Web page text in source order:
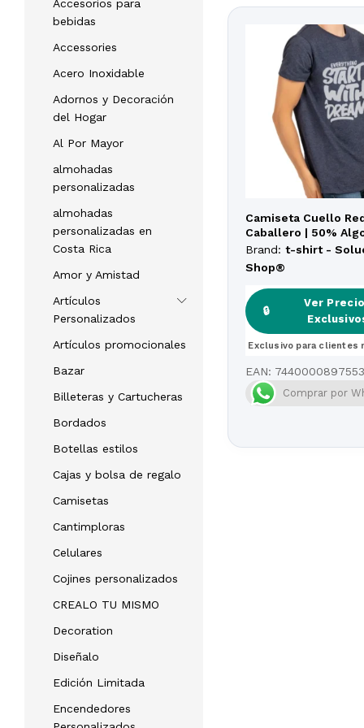
Camiseta Cuello
Caballero | 50%
Peinado – 50%
Brand: t-shirt -
Shop®
🔒
Ver
Exclusivo para clientes
EAN: 7440000897553
🔒
Ver
Exclusivo para clientes
Comprar por
Accesorios para
bebidas
Accessories
Acero Inoxidable
Adornos y Decoración
del Hogar
Al Por Mayor
almohadas
personalizadas
almohadas
personalizadas en
Costa Rica
Amor y Amistad
Artículos
Personalizados
Artículos promocionales
Bazar
Billeteras y Cartucheras
Bordados
Botellas estilos
Cajas y bolsa de regalo
Camisetas
Cantimploras
Celulares
Cojines personalizados
CREALO TU MISMO
Decoration
Diseñalo
Edición Limitada
Encendedores